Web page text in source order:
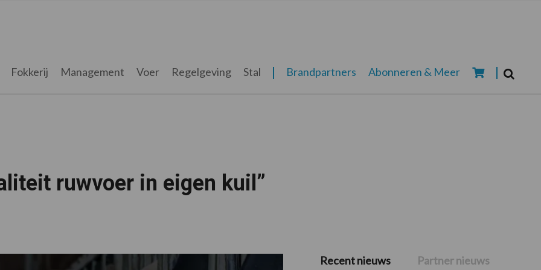
Fokkerij Management Voer Regelgeving Stal Brandpartners Abonneren & Meer
ruwvoer in eigen kuil”
Primaire
Recent nieuws Partner nieuws